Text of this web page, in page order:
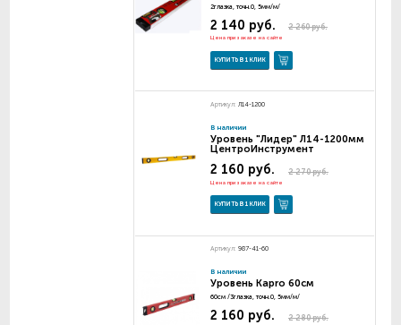
2глазка, точн.0, 5мм/м/
2 260 руб.
2 140 руб.
Цена при заказе на сайте
КУПИТЬ В 1 КЛИК
Артикул: Л14-1200
В наличии
Уровень "Лидер" Л14-1200мм
ЦентроИнструмент
2 270 руб.
2 160 руб.
Цена при заказе на сайте
КУПИТЬ В 1 КЛИК
Артикул: 987-41-60
В наличии
Уровень Kapro 60см
60см /3глазка, точн.0, 5мм/м/
2 280 руб.
2 160 руб.